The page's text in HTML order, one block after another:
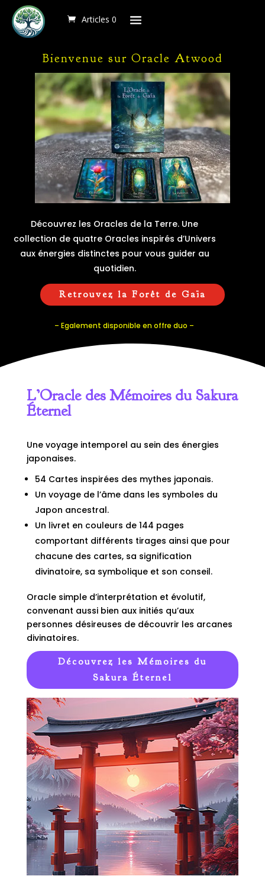
Articles 0
Articles 0
Articles 0
Bienvenue sur Oracle Atwood
Découvrez les Oracles de la Terre. Une
collection de quatre Oracles inspirés d’Univers
aux énergies distinctes pour vous guider au
quotidien.
Retrouvez la Forêt de Gaïa
– Egalement disponible en offre duo –
L’Oracle des Mémoires du Sakura
Éternel
Une voyage intemporel au sein des énergies
japonaises.
54 Cartes inspirées des mythes japonais.
Un voyage de l’âme dans les symboles du
Japon ancestral.
Un livret en couleurs de 144 pages
comportant différents tirages ainsi que pour
chacune des cartes, sa signification
divinatoire, sa symbolique et son conseil.
Oracle simple d’interprétation et évolutif,
convenant aussi bien aux initiés qu’aux
personnes désireuses de découvrir les arcanes
divinatoires.
Découvrez les Mémoires du
Sakura Éternel